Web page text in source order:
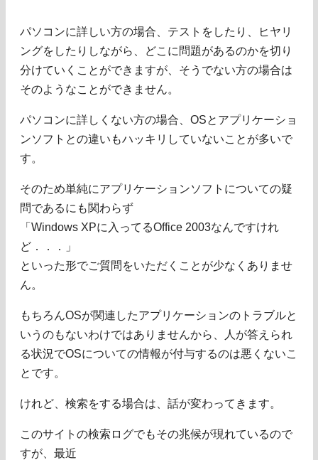
パソコンに詳しい方の場合、テストをしたり、ヒヤリ
ングをしたりしながら、どこに問題があるのかを切り
分けていくことができますが、そうでない方の場合は
そのようなことができません。
パソコンに詳しくない方の場合、OSとアプリケーショ
ンソフトとの違いもハッキリしていないことが多いで
す。
そのため単純にアプリケーションソフトについての疑
問であるにも関わらず
「Windows XPに入ってるOffice 2003なんですけれ
ど．．．」
といった形でご質問をいただくことが少なくありませ
ん。
もちろんOSが関連したアプリケーションのトラブルと
いうのもないわけではありませんから、人が答えられ
る状況でOSについての情報が付与するのは悪くないこ
とです。
けれど、検索をする場合は、話が変わってきます。
このサイトの検索ログでもその兆候が現れているので
すが、最近